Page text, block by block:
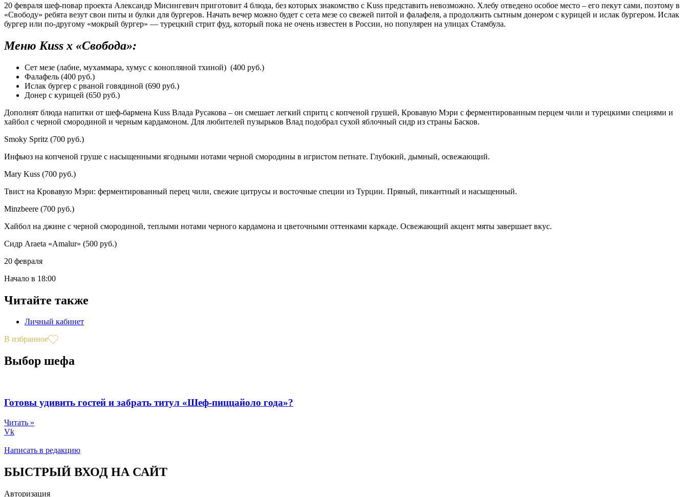
20 февраля шеф-повар проекта Александр Мисингевич приготовит 4 блюда, без которых знакомство с Kuss представить невозможно. Хлебу отведено особое место – его пекут сами, поэтому в
«Свободу» ребята везут свои питы и булки для бургеров. Начать вечер можно будет с сета мезе со свежей питой и фалафеля, а продолжить сытным донером с курицей и ислак бургером. Ислак
бургер или по-другому «мокрый бургер» — турецкий стрит фуд, который пока не очень известен в России, но популярен на улицах Стамбула.
Меню Kuss х «Свобода»:
Сет мезе (лабне, мухаммара, хумус с конопляной тхиной) (400 руб.)
Фалафель (400 руб.)
Ислак бургер с рваной говядиной (690 руб.)
Донер с курицей (650 руб.)
Дополнят блюда напитки от шеф-бармена Kuss Влада Русакова – он смешает легкий спритц с копченой грушей, Кровавую Мэри с ферментированным перцем чили и турецкими специями и
хайбол с черной смородиной и черным кардамоном. Для любителей пузырьков Влад подобрал сухой яблочный сидр из страны Басков.
Smoky Spritz (700 руб.)
Инфьюз на копченой груше с насыщенными ягодными нотами черной смородины в игристом петнате. Глубокий, дымный, освежающий.
Mary Kuss (700 руб.)
Твист на Кровавую Мэри: ферментированный перец чили, свежие цитрусы и восточные специи из Турции. Пряный, пикантный и насыщенный.
Minzbeere (700 руб.)
Хайбол на джине с черной смородиной, теплыми нотами черного кардамона и цветочными оттенками каркаде. Освежающий акцент мяты завершает вкус.
Сидр Araeta «Amalur» (500 руб.)
20 февраля
Начало в 18:00
Читайте также
Личный кабинет
В избранное
Выбор шефа
Готовы удивить гостей и забрать титул «Шеф-пиццайоло года»?
Читать »
Vk
Написать в редакцию
БЫСТРЫЙ ВХОД НА САЙТ
Авторизация